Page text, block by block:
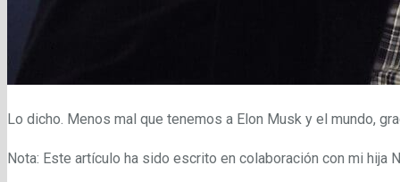
Lo dicho. Menos mal que tenemos a Elon Musk y el mundo,
Nota: Este artículo ha sido escrito en colaboración con mi hija